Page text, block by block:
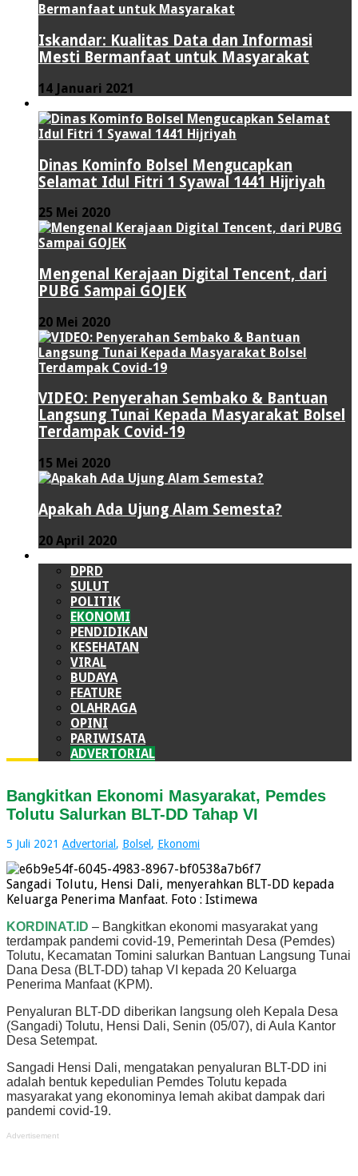
Iskandar: Kualitas Data dan Informasi
Mesti Bermanfaat untuk Masyarakat
14 Januari 2021
Dinas Kominfo Bolsel Mengucapkan
Selamat Idul Fitri 1 Syawal 1441 Hijriyah
25 Mei 2020
Mengenal Kerajaan Digital Tencent, dari
PUBG Sampai GOJEK
20 Mei 2020
VIDEO: Penyerahan Sembako & Bantuan
Langsung Tunai Kepada Masyarakat Bolsel
Terdampak Covid-19
15 Mei 2020
Apakah Ada Ujung Alam Semesta?
20 April 2020
DPRD
SULUT
POLITIK
EKONOMI
PENDIDIKAN
KESEHATAN
VIRAL
BUDAYA
FEATURE
OLAHRAGA
OPINI
PARIWISATA
ADVERTORIAL
Bangkitkan Ekonomi Masyarakat, Pemdes
Tolutu Salurkan BLT-DD Tahap VI
5 Juli 2021 Advertorial , Bolsel , Ekonomi
Sangadi Tolutu, Hensi Dali, menyerahkan BLT-DD kepada
Keluarga Penerima Manfaat. Foto : Istimewa
KORDINAT.ID – Bangkitkan ekonomi masyarakat yang
terdampak pandemi covid-19, Pemerintah Desa (Pemdes)
Tolutu, Kecamatan Tomini salurkan Bantuan Langsung Tunai
Dana Desa (BLT-DD) tahap VI kepada 20 Keluarga
Penerima Manfaat (KPM).
Penyaluran BLT-DD diberikan langsung oleh Kepala Desa
(Sangadi) Tolutu, Hensi Dali, Senin (05/07), di Aula Kantor
Desa Setempat.
Sangadi Hensi Dali, mengatakan penyaluran BLT-DD ini
adalah bentuk kepedulian Pemdes Tolutu kepada
masyarakat yang ekonominya lemah akibat dampak dari
pandemi covid-19.
Advertisement